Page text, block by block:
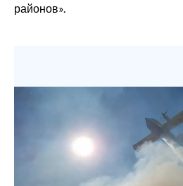
INFO AZIENDE
PUBBLICITÀ
районов».